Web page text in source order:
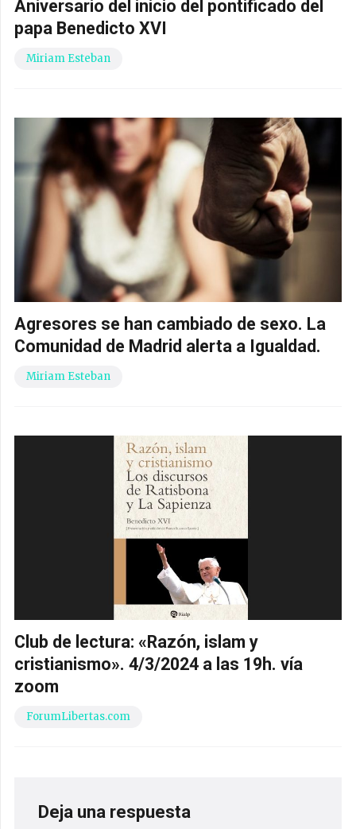
Aniversario del inicio del pontificado del
papa Benedicto XVI
Miriam Esteban
Agresores se han cambiado de sexo. La
Comunidad de Madrid alerta a Igualdad.
Miriam Esteban
Club de lectura: «Razón, islam y
cristianismo». 4/3/2024 a las 19h. vía
zoom
ForumLibertas.com
Deja una respuesta